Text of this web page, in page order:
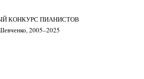
КОНКУРС ПИАНИСТОВ
2005–2025